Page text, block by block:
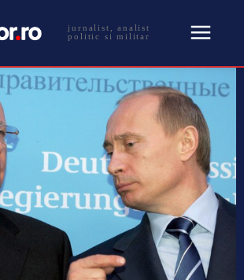
jurnalist, analist
politic si militar